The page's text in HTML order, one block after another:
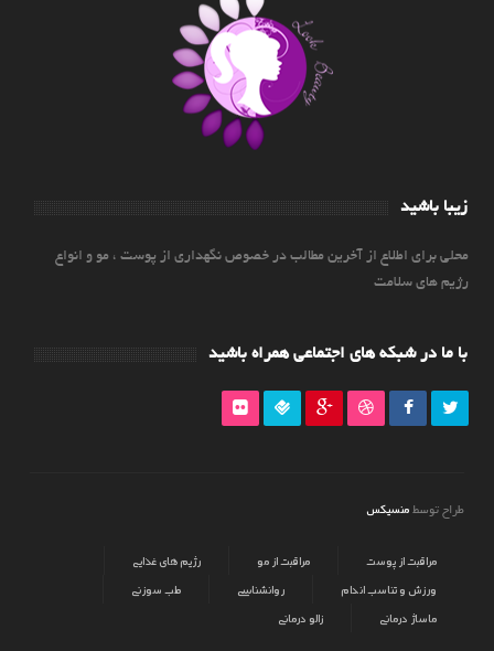
زیبا باشید
محلی برای اطلاع از آخرین مطالب در خصوص نگهداری از پوست ، مو و انواع
رژیم های سلامت
با ما در شبکه های اجتماعی همراه باشید
طراح توسط منسیکس
مراقبت از پوست مراقبت از مو
رژیم های غذایی
ورزش و تناسب اندام
روانشناسی
طب سوزنی
ماساژ درمانی
زالو درمانی